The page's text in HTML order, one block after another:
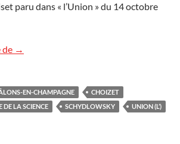
paru dans « l’Union » du 14 octobre
de Fête de la Science : article de presse
→
EN-CHAMPAGNE
CHOIZET
DE LA SCIENCE SCHYDLOWSKY
UNION (L’)